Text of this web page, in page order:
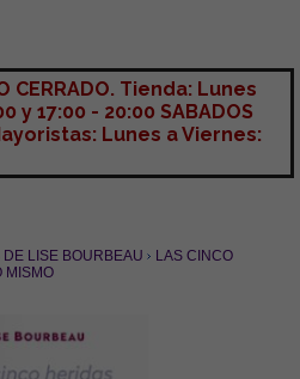
CERRADO. Tienda: Lunes
y 17:00 - 20:00 SABADOS
Lunes a Viernes:
DE LISE BOURBEAU
LAS CINCO
MISMO